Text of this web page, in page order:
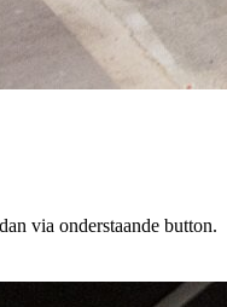
via onderstaande button.